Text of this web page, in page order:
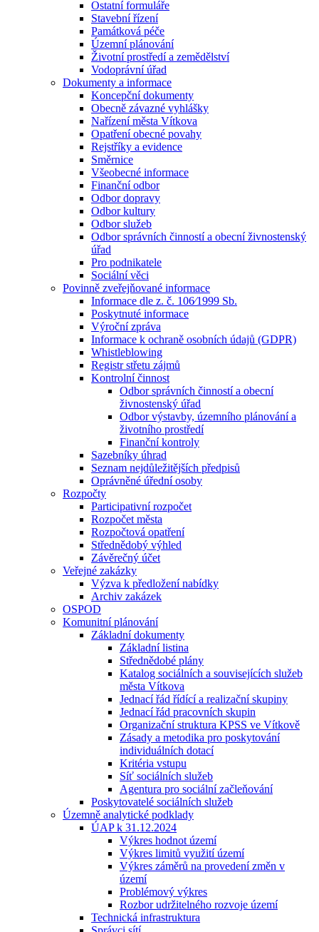
Ostatní formuláře
Stavební řízení
Památková péče
Územní plánování
Životní prostředí a zemědělství
Vodoprávní úřad
Dokumenty a informace
Koncepční dokumenty
Obecně závazné vyhlášky
Nařízení města Vítkova
Opatření obecné povahy
Rejstříky a evidence
Směrnice
Všeobecné informace
Finanční odbor
Odbor dopravy
Odbor kultury
Odbor služeb
Odbor správních činností a obecní živnostenský
úřad
Pro podnikatele
Sociální věci
Povinně zveřejňované informace
Informace dle z. č. 106⁄1999 Sb.
Poskytnuté informace
Výroční zpráva
Informace k ochraně osobních údajů (GDPR)
Whistleblowing
Registr střetu zájmů
Kontrolní činnost
Odbor správních činností a obecní
živnostenský úřad
Odbor výstavby, územního plánování a
životního prostředí
Finanční kontroly
Sazebníky úhrad
Seznam nejdůležitějších předpisů
Oprávněné úřední osoby
Rozpočty
Participativní rozpočet
Rozpočet města
Rozpočtová opatření
Střednědobý výhled
Závěrečný účet
Veřejné zakázky
Výzva k předložení nabídky
Archiv zakázek
OSPOD
Komunitní plánování
Základní dokumenty
Základní listina
Střednědobé plány
Katalog sociálních a souvisejících služeb
města Vítkova
Jednací řád řídící a realizační skupiny
Jednací řád pracovních skupin
Organizační struktura KPSS ve Vítkově
Zásady a metodika pro poskytování
individuálních dotací
Kritéria vstupu
Síť sociálních služeb
Agentura pro sociální začleňování
Poskytovatelé sociálních služeb
Územně analytické podklady
ÚAP k 31.12.2024
Výkres hodnot území
Výkres limitů využití území
Výkres záměrů na provedení změn v
území
Problémový výkres
Rozbor udržitelného rozvoje území
Technická infrastruktura